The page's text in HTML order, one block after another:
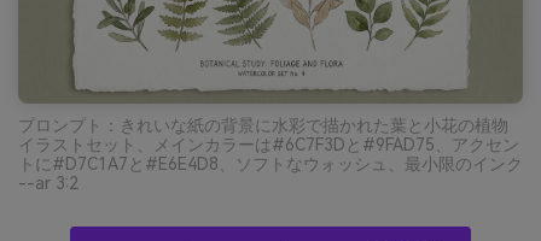
プロンプト：きれいな紙の背景に水彩で描かれた葉と小花の植物
イラストセット、メインカラーは#6C7F3Dと#9FAD75、アクセン
トに#D7C1A7と#E6E4D8、ソフトなウォッシュ、最小限のインク
--ar 3:2